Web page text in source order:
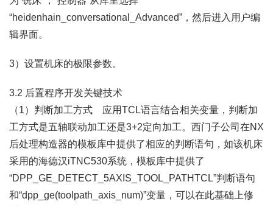
“heidenhain_conversational_Advanced”，然后进入用户编
辑界面。
3）设置机床的极限参数。
3.2 后置程序开发关键技术
（1）判断加工方式 应用TCL语言结合相关变量，判断加
工方式是五轴联动加工还是3+2定向加工。西门子公司在NX
后处理构造器的模板库中提供了相应的判断语句，如该机床
采用的海德汉iTNC530系统，模板库中提供了
“DPP_GE_DETECT_5AXIS_TOOL_PATHTCL”判断语句
和“dpp_ge(toolpath_axis_num)”变量，可以在此基础上修